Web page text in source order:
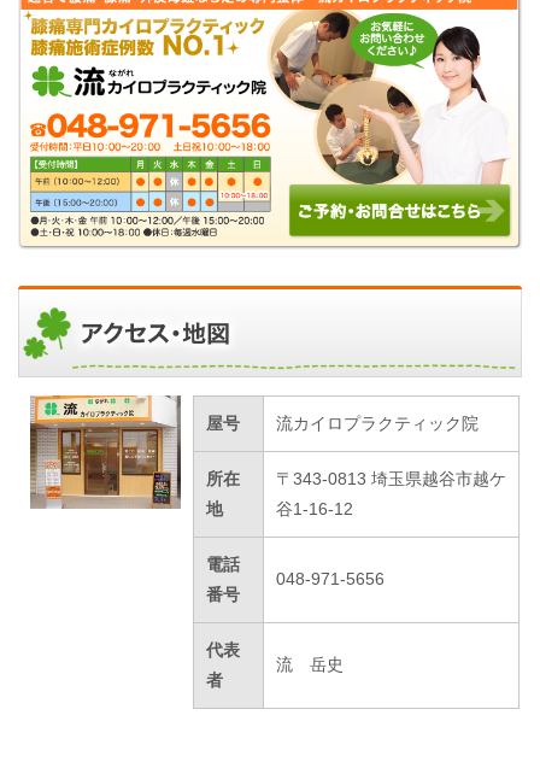
屋号 流カイロプラクティック院
所在
地
〒343-0813 埼玉県越谷市越ケ
谷1-16-12
電話
番号
048-971-5656
代表
者
流 岳史